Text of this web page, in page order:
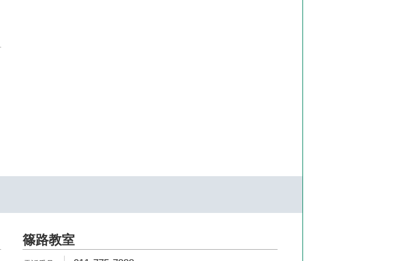
篠路教室